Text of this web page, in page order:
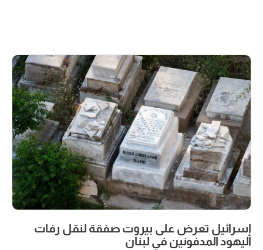
إسرائيل تعرض على بيروت صفقة لنقل رفات
اليهود المدفونين في لبنان